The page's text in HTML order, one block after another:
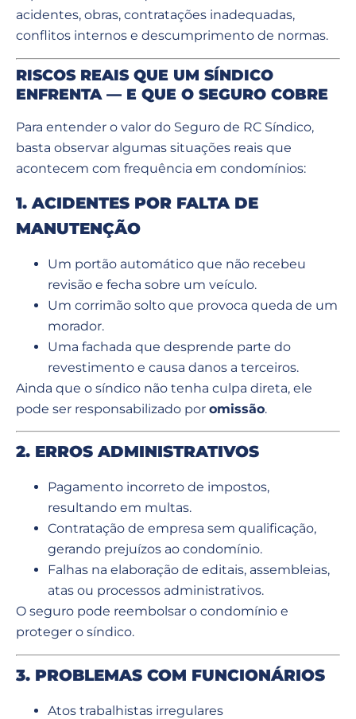
acidentes, obras, contratações inadequadas,
conflitos internos e descumprimento de normas.
RISCOS REAIS QUE UM SÍNDICO
ENFRENTA — E QUE O SEGURO COBRE
Para entender o valor do Seguro de RC Síndico,
basta observar algumas situações reais que
acontecem com frequência em condomínios:
1. ACIDENTES POR FALTA DE
MANUTENÇÃO
Um portão automático que não recebeu
revisão e fecha sobre um veículo.
Um corrimão solto que provoca queda de um
morador.
Uma fachada que desprende parte do
revestimento e causa danos a terceiros.
Ainda que o síndico não tenha culpa direta, ele
pode ser responsabilizado por omissão.
2. ERROS ADMINISTRATIVOS
Pagamento incorreto de impostos,
resultando em multas.
Contratação de empresa sem qualificação,
gerando prejuízos ao condomínio.
Falhas na elaboração de editais, assembleias,
atas ou processos administrativos.
O seguro pode reembolsar o condomínio e
proteger o síndico.
3. PROBLEMAS COM FUNCIONÁRIOS
Atos trabalhistas irregulares